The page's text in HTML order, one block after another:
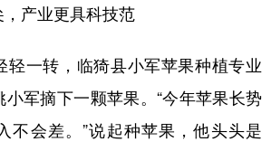
产业更具科技范
一转，临猗县小军苹果种植专业
军摘下一颗苹果。“今年苹果长势
不会差。”说起种苹果，他头头是